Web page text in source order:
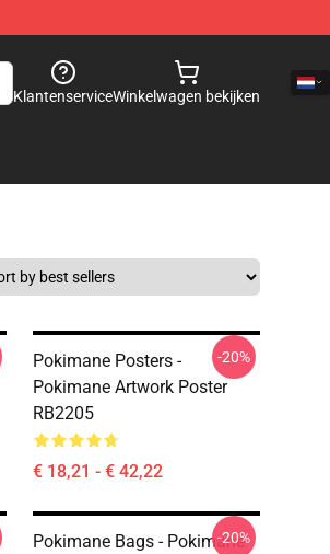
KlantenserviceWinkelwagen bekijken
Pokimane Posters -
Pokimane Artwork Poster
RB2205
€ 18,21 - € 42,22
-20%
Pokimane Bags - Pokimane
-20%